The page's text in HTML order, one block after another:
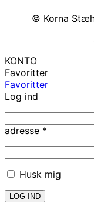
© Korna
KONTO
Favoritter
Favoritter
Log ind
adresse *
Husk mig
LOG IND